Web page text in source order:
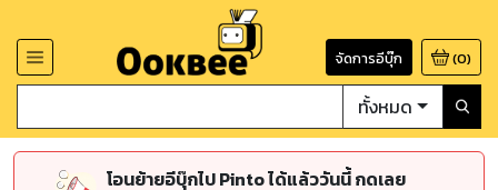
จัดการอีบุ๊ก (0)
ทั้งหมด
โอนย้ายอีบุ๊กไป Pinto ได้แล้ววันนี้ กดเลย